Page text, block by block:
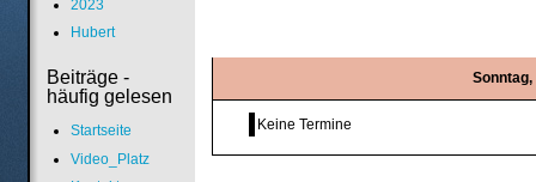
Sonntag,
Keine Termine
2023
Hubert
Beiträge -
häufig gelesen
Startseite
Video_Platz